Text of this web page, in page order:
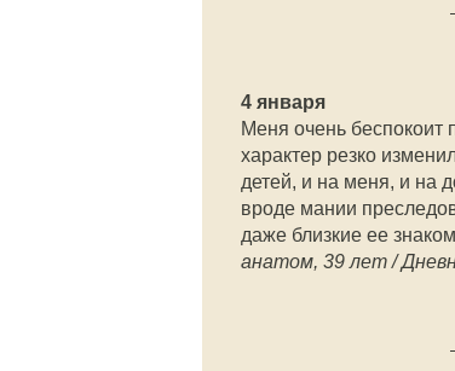
4 января
Меня очень беспокоит
характер резко
детей, и на меня, и на
вроде мании
даже близкие ее
анатом, 39 лет /